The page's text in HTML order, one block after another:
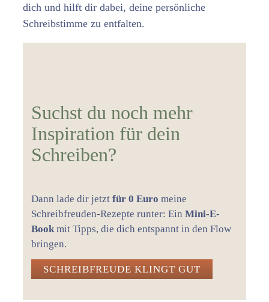
dich und hilft dir dabei, deine persönliche
Schreibstimme zu entfalten.
Suchst du noch mehr
Inspiration für dein
Schreiben?
Dann lade dir jetzt für 0 Euro meine
Schreibfreuden-Rezepte runter: Ein Mini-E-
Book mit Tipps, die dich entspannt in den Flow
bringen.
SCHREIBFREUDE KLINGT GUT